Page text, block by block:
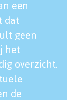
een
dat
geen
het
overzicht.
de